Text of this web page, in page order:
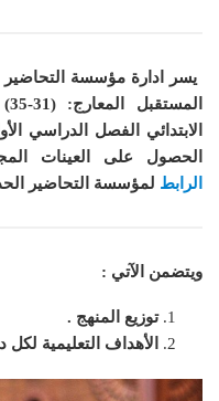
يسر ادارة مؤسسة التحاضير
الابتدائي الفصل الدراسي الأول 1442
الحصول على العينات
الرابط لمؤسسة التحاضير
ويتضمن الآتي :
توزيع المنهج .
الأهداف التعليمية